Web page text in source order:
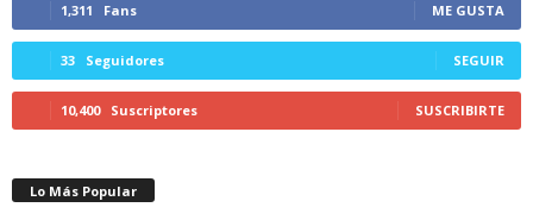
1,311 Fans ME GUSTA
33 Seguidores SEGUIR
10,400 Suscriptores SUSCRIBIRTE
Lo Más Popular